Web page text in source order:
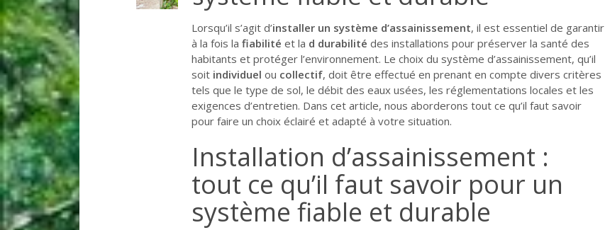
Lorsqu’il s’agit d’installer un système d’assainissement, il est essentiel de garantir
à la fois la fiabilité et la d durabilité des installations pour préserver la santé des
habitants et protéger l’environnement. Le choix du système d’assainissement, qu’il
soit individuel ou collectif, doit être effectué en prenant en compte divers critères
tels que le type de sol, le débit des eaux usées, les réglementations locales et les
exigences d’entretien. Dans cet article, nous aborderons tout ce qu’il faut savoir
pour faire un choix éclairé et adapté à votre situation.
Installation d’assainissement :
tout ce qu’il faut savoir pour un
système fiable et durable